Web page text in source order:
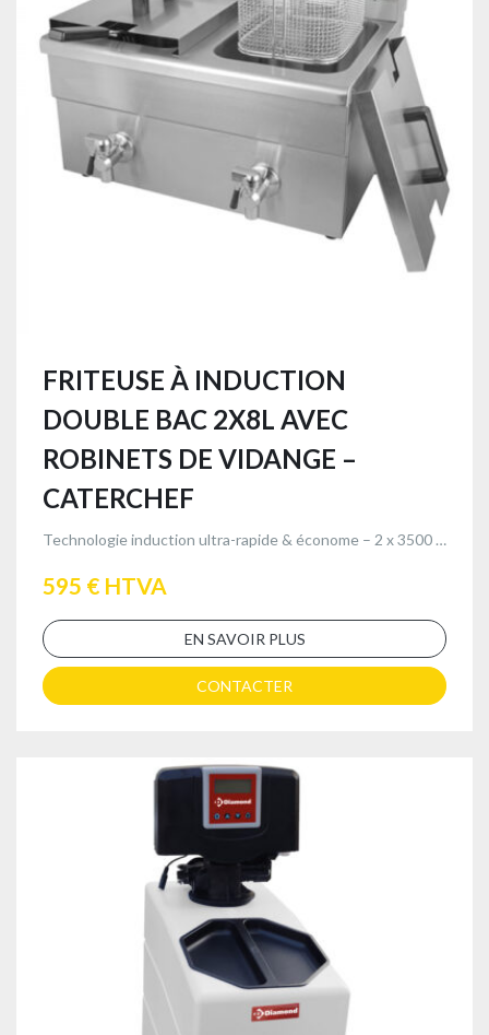
FRITEUSE À INDUCTION
DOUBLE BAC 2X8L AVEC
ROBINETS DE VIDANGE –
CATERCHEF
Technologie induction ultra-rapide & économe – 2 x 3500 W avec robinets de vidange
595 € HTVA
EN SAVOIR PLUS
CONTACTER